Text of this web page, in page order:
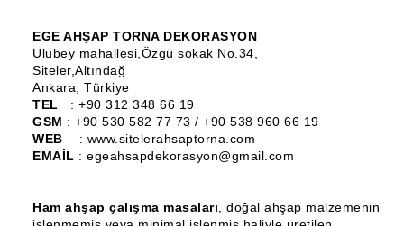
Diğer Ahşap Ürünler
Dekoratif Çıta İmalatı, Modelleri
İthal Çıta İmalatı, Modelleri
İthal Ahşap Oyma İmalatı
EGE AHŞAP TORNA DEKORASYON
Ulubey mahallesi,Özgü sokak No.34,
Siteler,Altındağ
Ankara, Türkiye
TEL : +90 312 348 66 19
GSM : +90 530 582 77 73 / +90 538 960 66 19
WEB : www.sitelerahsaptorna.com
EMAİL : egeahsapdekorasyon@gmail.com
Ham ahşap çalışma masaları , doğal ahşap malzemenin